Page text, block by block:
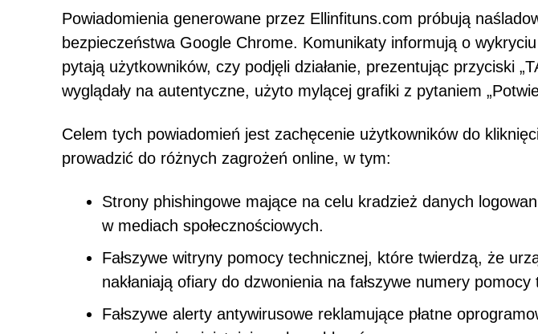
Powiadomienia generowane przez Ellinfituns.com próbują
bezpieczeństwa Google Chrome. Komunikaty informują o
pytają użytkowników, czy podjęli działanie, prezentując przyciski
wyglądały na autentyczne, użyto mylącej grafiki z pytaniem
Celem tych powiadomień jest zachęcenie użytkowników do
prowadzić do różnych zagrożeń online, w tym:
Strony phishingowe mające na celu kradzież danych
w mediach społecznościowych.
Fałszywe witryny pomocy technicznej, które twierdzą, że
nakłaniają ofiary do dzwonienia na fałszywe numery pomocy
Fałszywe alerty antywirusowe reklamujące płatne